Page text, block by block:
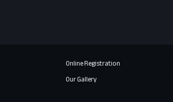
Online Registration
Our Gallery